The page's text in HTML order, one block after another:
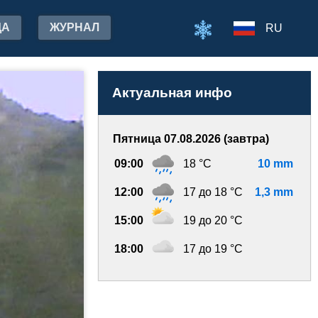
ЖУРНАЛ RU
Актуальная инфо
Пятница 07.08.2026 (завтра)
09:00 18 °C 10 mm
12:00 17 до 18 °C 1,3 mm
15:00 19 до 20 °C
18:00 17 до 19 °C